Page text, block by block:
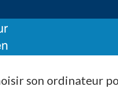
son ordinateur